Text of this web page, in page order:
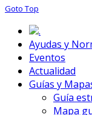
Goto Top
.
Ayudas y
Eventos
Actualidad
Guías y
Guía
Mapa